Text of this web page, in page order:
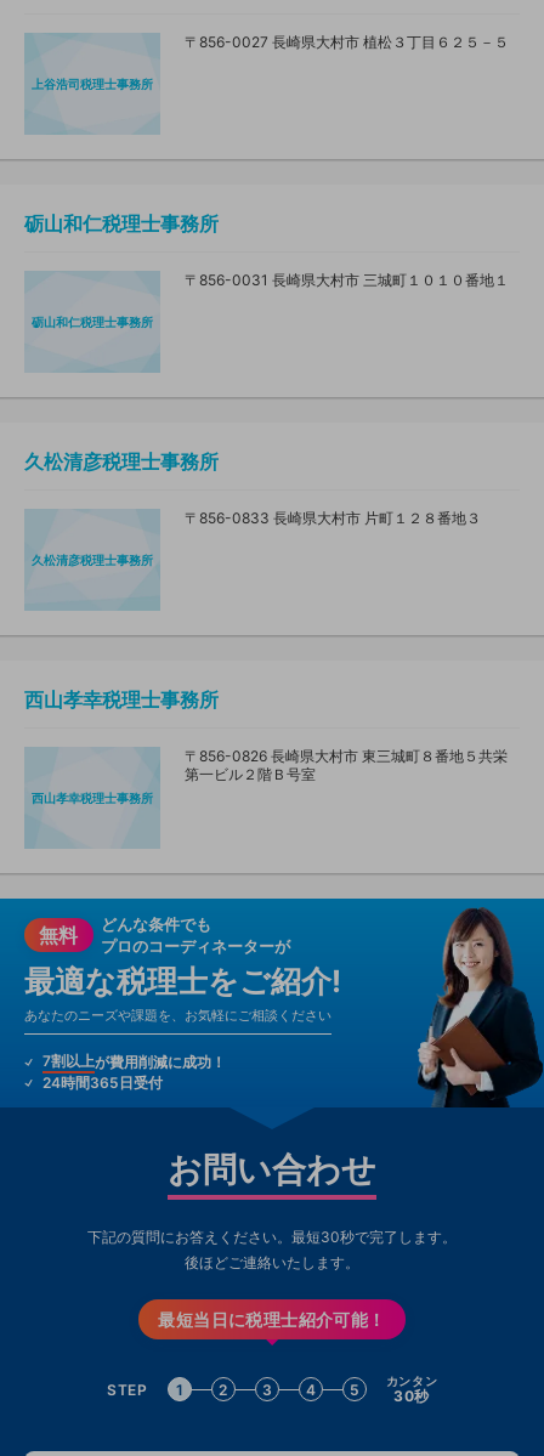
上谷浩司税理士事務所
〒856-0027 長崎県大村市 植松３丁目６２５－５
砺山和仁税理士事務所
砺山和仁税理士事務所
〒856-0031 長崎県大村市 三城町１０１０番地１
久松清彦税理士事務所
久松清彦税理士事務所
〒856-0833 長崎県大村市 片町１２８番地３
西山孝幸税理士事務所
西山孝幸税理士事務所
〒856-0826 長崎県大村市 東三城町８番地５共栄
第一ビル２階Ｂ号室
無料
どんな条件でも
プロのコーディネーターが
最適な税理士をご紹介!
あなたのニーズや課題を、お気軽にご相談ください
7割以上が費用削減に成功！
24時間365日受付
お問い合わせ
下記の質問にお答えください。最短30秒で完了します。
後ほどご連絡いたします。
最短当日に税理士紹介可能！
STEP 1 2 3 4 5 カンタン
30秒